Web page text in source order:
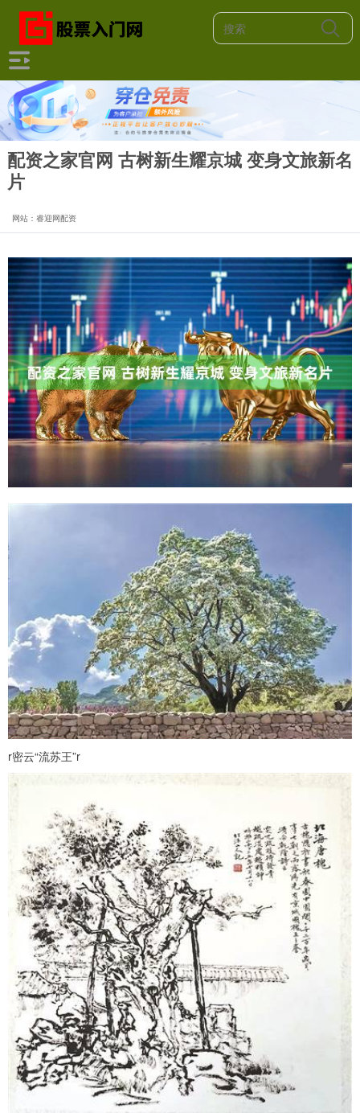
配资之家官网 古树新生耀京城 变身文旅新名
片
网站：睿迎网配资
r密云“流苏王”r